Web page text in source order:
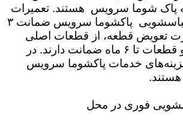
پاک شوما سرویس هستند. تعمیرات
تخصصی ماشین لباسشویی پاکشوما سرویس ضمانت ۳
تعویض قطعه، از قطعات اصلی
استفاده می‌شود و قطعات تا ۶ ماه ضمانت دارند. در
خدمات پاکشوما سرویس
هستند.
فوری در محل